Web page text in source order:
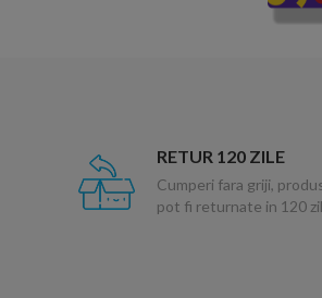
RETUR 120 ZILE
Cumperi fara griji,
pot fi returnate in 120